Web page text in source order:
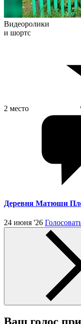
Видеоролики
и шортс
2 место
Деревня Матюши
24 июня '26